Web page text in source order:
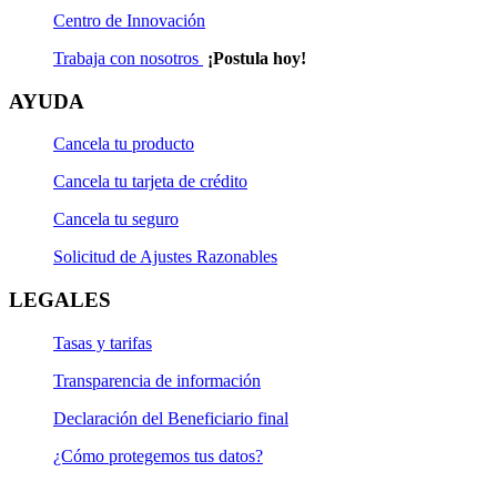
Centro de Innovación
Trabaja con nosotros ¡Postula hoy!
AYUDA
Cancela tu producto
Cancela tu tarjeta de crédito
Cancela tu seguro
Solicitud de Ajustes Razonables
LEGALES
Tasas y tarifas
Transparencia de información
Declaración del Beneficiario final
¿Cómo protegemos tus datos?